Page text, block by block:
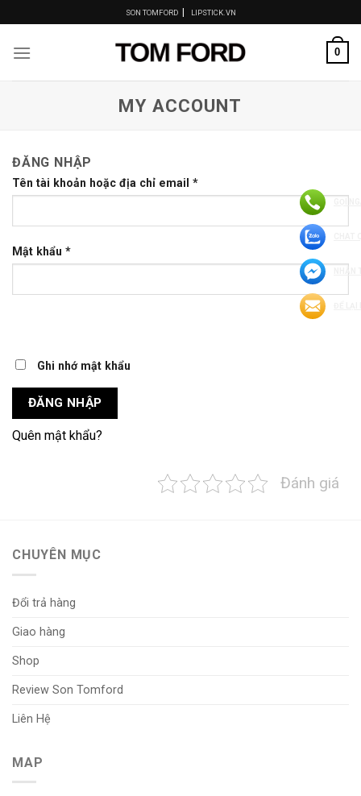
to
content
SON TOMFORD | LIPSTICK.VN
0
MY ACCOUNT
ĐĂNG NHẬP
Tên tài khoản hoặc địa chỉ email *
Mật khẩu *
Ghi nhớ mật khẩu
ĐĂNG NHẬP
Quên mật khẩu?
Đánh giá
CHUYÊN MỤC
Đổi trả hàng
Giao hàng
Shop
Review Son Tomford
Liên Hệ
MAP